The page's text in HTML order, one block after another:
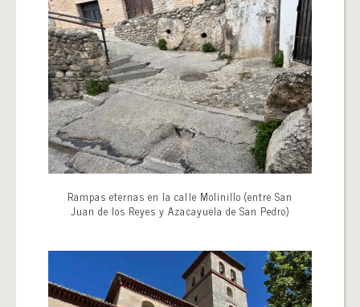
Rampas eternas en la calle Molinillo (entre San
Juan de los Reyes y Azacayuela de San Pedro)